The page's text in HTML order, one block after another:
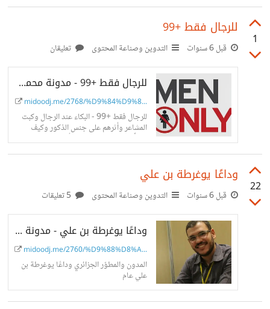
1
للرجال فقط +99
قبل 6 سنوات التدوين وصناعة المحتوى تعليقان
للرجال فقط +99 - مدونة محمود - عام - البكاء عند الرجال وكبت المشاعر عند الرجال
midoodj.me/2768/%D9%84%D9%8...
للرجال فقط +99 - البكاء عند الرجال وكبت
المشاعر وأثرهم على جنس الذكور وكيف
نتخلّص من كبت المشاعر وأثرها في حياتنا
22
وداعًا يوغرطة بن علي
قبل 6 سنوات التدوين وصناعة المحتوى
وداعًا يوغرطة بن علي - مدونة محمود عام
midoodj.me/2760/%D9%88%D8%A...
المدون والمطوّر الجزائري وداعًا يوغرطة بن
علي عام